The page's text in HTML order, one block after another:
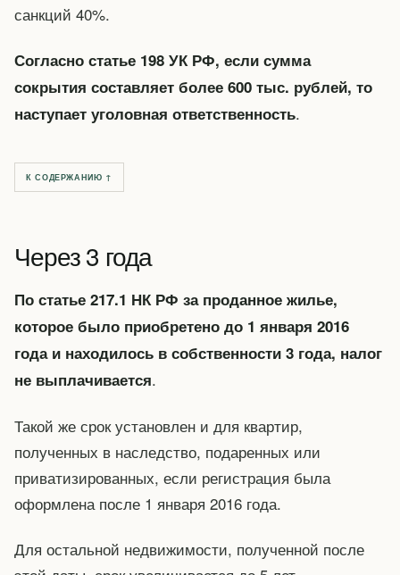
санкций 40%.
Согласно статье 198 УК РФ, если сумма
сокрытия составляет более 600 тыс. рублей, то
наступает уголовная ответственность.
К СОДЕРЖАНИЮ ↑
Через 3 года
По статье 217.1 НК РФ за проданное жилье,
которое было приобретено до 1 января 2016
года и находилось в собственности 3 года, налог
не выплачивается.
Такой же срок установлен и для квартир,
полученных в наследство, подаренных или
приватизированных, если регистрация была
оформлена после 1 января 2016 года.
Для остальной недвижимости, полученной после